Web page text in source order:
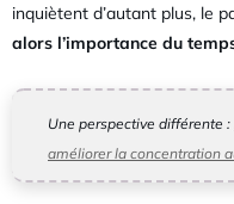
inquiètent d’autant plus, le
alors l’importance du
Une perspective différente :
améliorer la concentration